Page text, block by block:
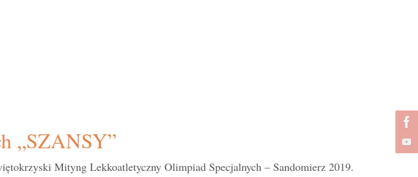
„SZANSY”
Mityng Lekkoatletyczny Olimpiad Specjalnych – Sandomierz 2019.